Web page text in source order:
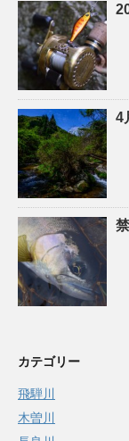
4
カテゴリー
飛騨川
木曽川